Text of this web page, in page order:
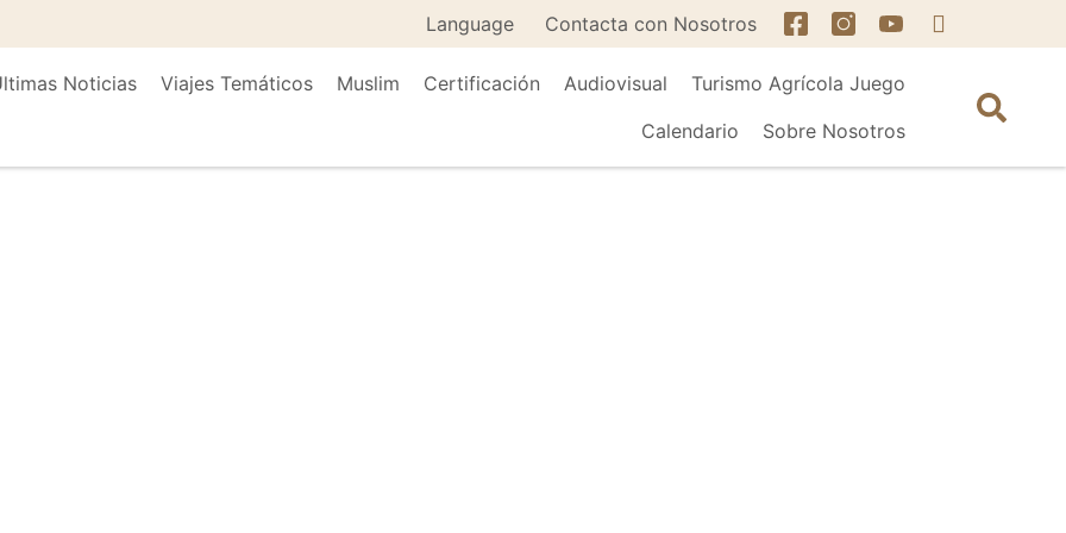
Language Contacta con Nosotros
Noticias Viajes Temáticos Muslim Certificación Audiovisual
Turismo Agrícola Juego
Calendario
Sobre Nosotros